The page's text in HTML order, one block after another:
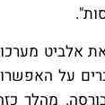
אלביט
על
מהלך